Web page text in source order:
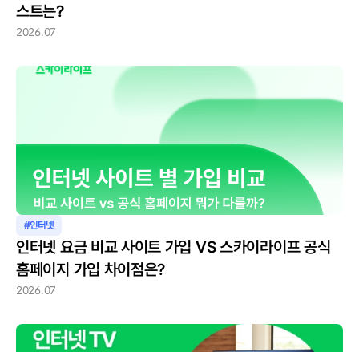
스트는?
2026.07
#인터넷
인터넷 요금 비교 사이트 가입 VS 스카이라이프 공식
홈페이지 가입 차이점은?
2026.07